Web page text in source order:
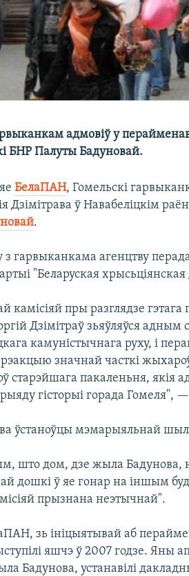
адмовіў у
БНР Палуты Бадуновай.
БелаПАН, Гомельскі
Дзімітрава ў Навабеліцкім
.
з гарвыканкама агенцтву
"Беларуская
камісіяй пры разглядзе
Дзімітраў зьяўляўся адным
камуністычнага руху, і
значнай часткі
старэйшага пакаленьня, якія
гісторыі горада Гомеля",
ўстаноўцы мэмарыяльнай
што дом, дзе жыла Бадунова,
дошкі ў яе гонар на іншым
прызнана неэтычнай".
зь ініцыятывай аб
яшчэ ў 2007 годзе. Яны
Бадунова, устанавілі